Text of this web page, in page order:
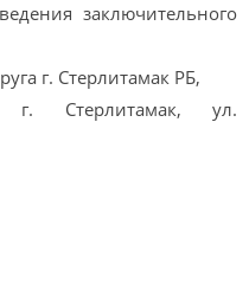
заключительного
г. Стерлитамак РБ,
г. Стерлитамак, ул.